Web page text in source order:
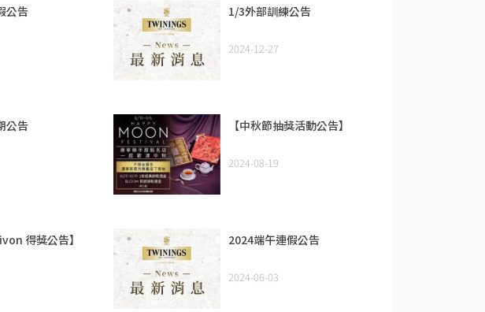
公告 1/3外部訓練公告
2024-12-27
公告 【中秋節抽獎活動公告】
2024-08-19
得獎公告】 2024端午連假公告
2024-06-03